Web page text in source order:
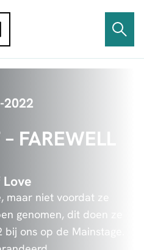
2022
FAREWELL
maar niet voordat ze
genomen, dit doen ze
ons op de Mainstage.